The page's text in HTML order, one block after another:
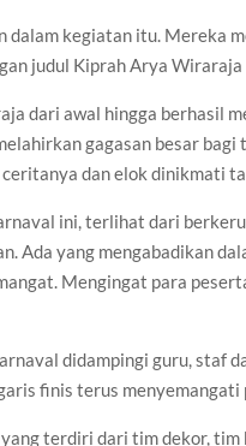
dalam kegiatan itu. Mereka
judul Kiprah Arya Wiraraja
dari awal hingga berhasil
gagasan besar
dan elok dinikmati
ini, terlihat dari
Ada yang mengabadikan
Mengingat para
didampingi guru, staf
finis terus menyemangati
terdiri dari tim dekor, tim